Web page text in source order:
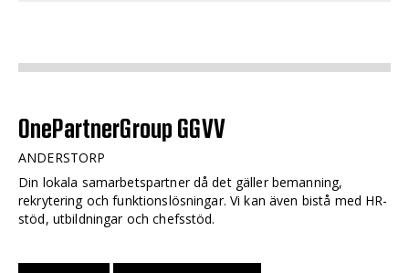
OnePartnerGroup GGVV
ANDERSTORP
Din lokala samarbetspartner då det gäller bemanning,
rekrytering och funktionslösningar. Vi kan även bistå med HR-
stöd, utbildningar och chefsstöd.